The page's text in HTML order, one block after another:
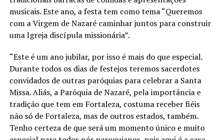
musicais. Este ano, a festa tem como tema “Queremos
com a Virgem de Nazaré caminhar juntos para construir
uma Igreja discípula missionária”.
“Este é um ano jubilar, por isso é mais do que especial.
Durante todos os dias de festejos teremos sacerdotes
convidados de outras paróquias para celebrar a Santa
Missa. Aliás, a Paróquia de Nazaré, pela importância e
tradição que tem em Fortaleza, costuma receber fiéis
não só de Fortaleza, mas de outros estados, também.
Tenho certeza de que será um momento único e muito